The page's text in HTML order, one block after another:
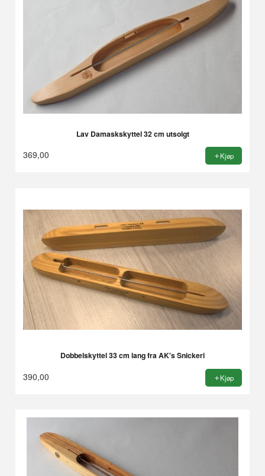
Lav Damaskskyttel 32 cm utsolgt
369,00 Kjøp
Dobbelskyttel 33 cm lang fra AK's Snickeri
390,00 Kjøp